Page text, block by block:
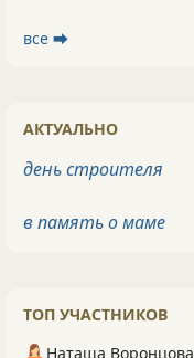
все ⮕
АКТУАЛЬНО
день строителя
в память о маме
ТОП УЧАСТНИКОВ
Наташа Воронцова